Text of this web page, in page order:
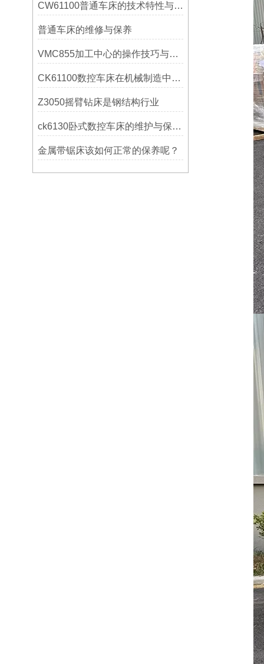
CW61100普通车床的技术特性与操作优势
普通车床的维修与保养
VMC855加工中心的操作技巧与维护指南
CK61100数控车床在机械制造中的实际表现
Z3050摇臂钻床是钢结构行业
ck6130卧式数控车床的维护与保养策略
金属带锯床该如何正常的保养呢？